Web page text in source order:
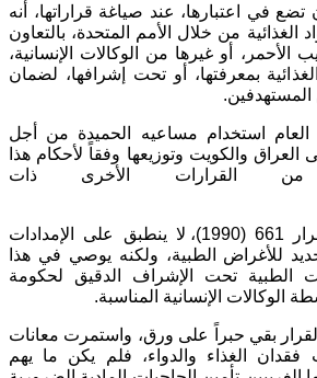
تضع في اعتبارها، عند صياغة قراراتها، أنه
الغذائية من خلال الأمم المتحدة، بالتعاون
الأحمر، أو غيرها من الوكالات الإنسانية،
بمعرفتها، أو تحت إشرافها، لضمان
المستهدفين.
العام استخدام مساعيه الحميدة من أجل
العراق والكويت وتوزيعها وفقاً لأحكام هذا
من القرارات الأخرى ذات
8 ـ يشير إلى أن القرار 661 (1990)، لا ينطبق على الإمدادات
للأغراض الطبية، ولكنه يوصي في هذا
الطبية تحت الإشراف الدقيق لحكومة
الوكالات الإنسانية المناسبة.
القرار بقي حبراً على ورق، واستمرت معانات
الغذاء والدواء، فلم يكن ما يهم